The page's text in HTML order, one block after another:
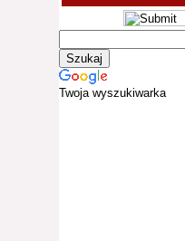
Twoja wyszukiwarka